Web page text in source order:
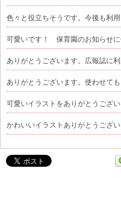
色々と役立ちそうです。今後も利
可愛いです！ 保育園のお知らせに
ありがとうございます。広報誌に
ありがとうございます。使わせても
可愛いイラストをありがとうござ
かわいいイラストありがとうござ